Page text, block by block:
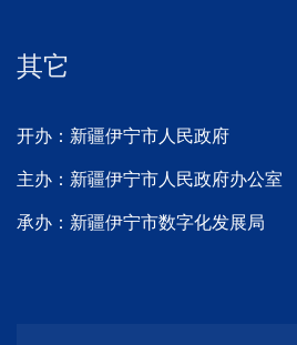
其它
开办：新疆伊宁市人民政府
主办：新疆伊宁市人民政府办公室
承办：新疆伊宁市数字化发展局